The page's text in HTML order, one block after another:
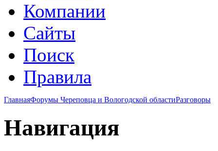
Компании
Сайты
Поиск
Правила
ГлавнаяФорумы Череповца и Вологодской областиРазговоры
Навигация